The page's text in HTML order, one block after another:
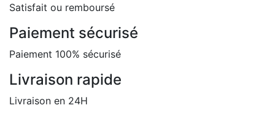
Satisfait ou remboursé
Paiement sécurisé
Paiement 100% sécurisé
Livraison rapide
Livraison en 24H